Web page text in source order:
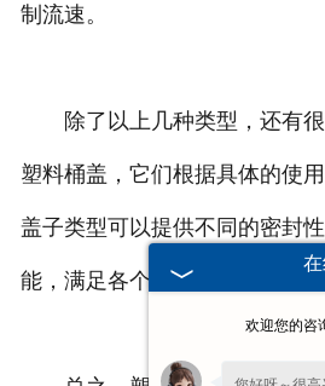
制流速。
除了以上几种类型，还有很
塑料桶盖，它们根据具体的使
盖子类型可以提供不同的密封
能，满足各个行业对于桶盖的
欢迎您的咨